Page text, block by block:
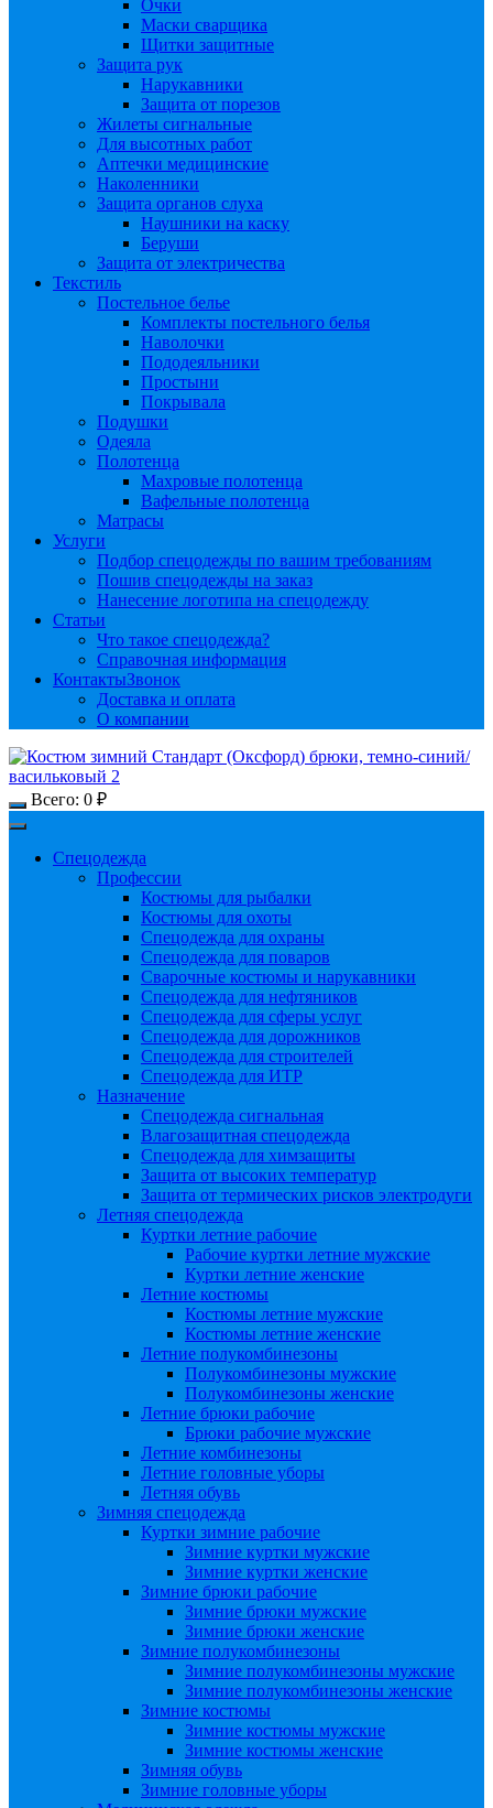
Очки
Маски сварщика
Щитки защитные
Защита рук
Нарукавники
Защита от порезов
Жилеты сигнальные
Для высотных работ
Аптечки медицинские
Наколенники
Защита органов слуха
Наушники на каску
Беруши
Защита от электричества
Текстиль
Постельное белье
Комплекты постельного белья
Наволочки
Пододеяльники
Простыни
Покрывала
Подушки
Одеяла
Полотенца
Махровые полотенца
Вафельные полотенца
Матрасы
Услуги
Подбор спецодежды по вашим требованиям
Пошив спецодежды на заказ
Нанесение логотипа на спецодежду
Статьи
Что такое спецодежда?
Справочная информация
КонтактыЗвонок
Доставка и оплата
О компании
Всего: 0 ₽
Спецодежда
Профессии
Костюмы для рыбалки
Костюмы для охоты
Спецодежда для охраны
Спецодежда для поваров
Сварочные костюмы и нарукавники
Спецодежда для нефтяников
Спецодежда для сферы услуг
Спецодежда для дорожников
Спецодежда для строителей
Спецодежда для ИТР
Назначение
Спецодежда сигнальная
Влагозащитная спецодежда
Спецодежда для химзащиты
Защита от высоких температур
Защита от термических рисков электродуги
Летняя спецодежда
Куртки летние рабочие
Рабочие куртки летние мужские
Куртки летние женские
Летние костюмы
Костюмы летние мужские
Костюмы летние женские
Летние полукомбинезоны
Полукомбинезоны мужские
Полукомбинезоны женские
Летние брюки рабочие
Брюки рабочие мужские
Летние комбинезоны
Летние головные уборы
Летняя обувь
Зимняя спецодежда
Куртки зимние рабочие
Зимние куртки мужские
Зимние куртки женские
Зимние брюки рабочие
Зимние брюки мужские
Зимние брюки женские
Зимние полукомбинезоны
Зимние полукомбинезоны мужские
Зимние полукомбинезоны женские
Зимние костюмы
Зимние костюмы мужские
Зимние костюмы женские
Зимняя обувь
Зимние головные уборы